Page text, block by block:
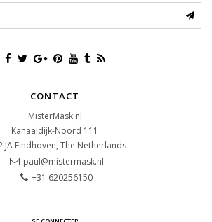
CONTACT
MisterMask.nl
Kanaaldijk-Noord 111
JA Eindhoven, The Netherlands
paul@mistermask.nl
+31 620256150